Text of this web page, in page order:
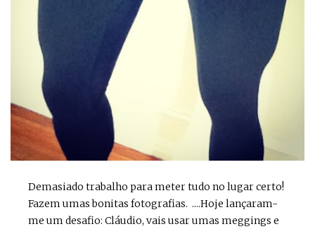
Demasiado trabalho para meter tudo no lugar certo!
Fazem umas bonitas fotografias. ....Hoje lançaram-
me um desafio: Cláudio, vais usar umas meggings e